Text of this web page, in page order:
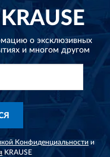
о эксклюзивных
и многом другом
Конфиденциальности и
KRAUSE